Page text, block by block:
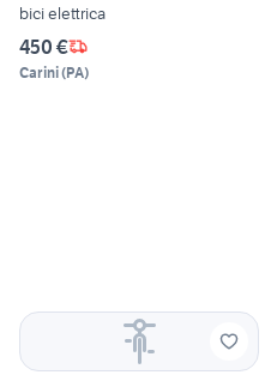
bici elettrica
450 €
Carini(PA)